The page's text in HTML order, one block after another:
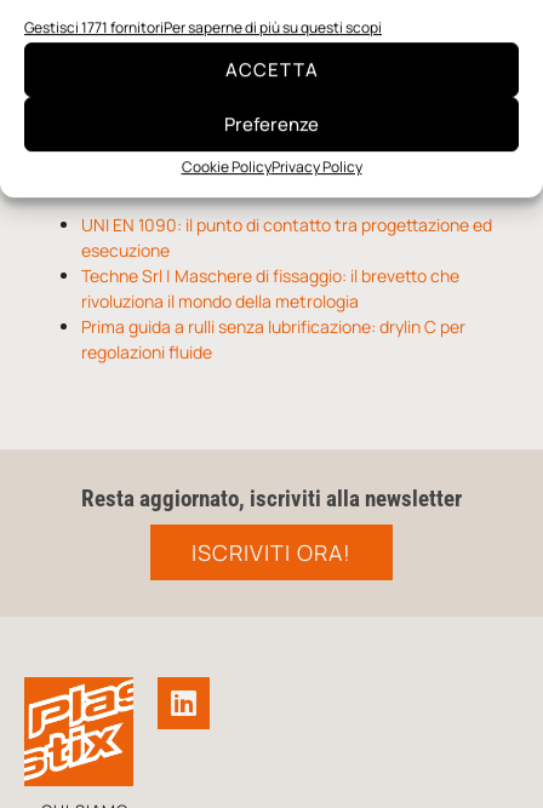
Gestisci 1771 fornitoriPer saperne di più su questi scopi
ACCETTA
Preferenze
Cookie PolicyPrivacy Policy
Una nuova mano robotica passa da una pinza all’altra
O-Ring, tecnica e applicazioni
Notizie da Il Progettista Industriale
UNI EN 1090: il punto di contatto tra progettazione ed
esecuzione
Techne Srl | Maschere di fissaggio: il brevetto che
rivoluziona il mondo della metrologia
Prima guida a rulli senza lubrificazione: drylin C per
regolazioni fluide
Resta aggiornato, iscriviti alla newsletter
ISCRIVITI ORA!